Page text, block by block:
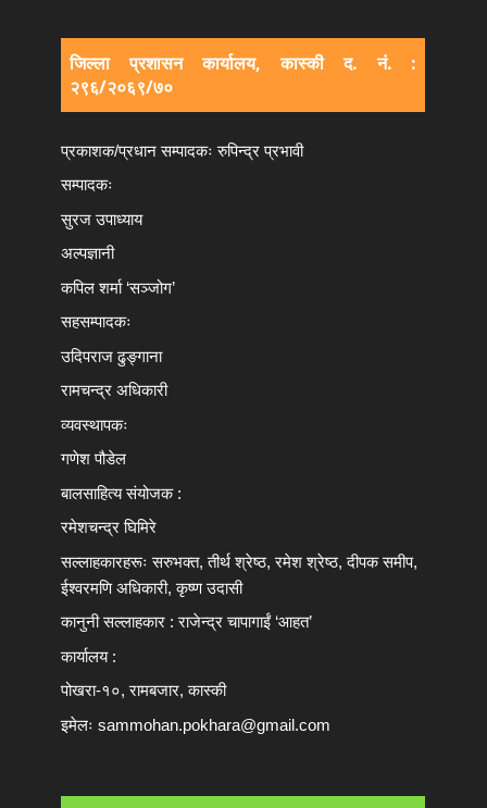
जिल्ला प्रशासन कार्यालय, कास्की द. नं. :
२९६/२०६९/७०
प्रकाशक/प्रधान सम्पादकः रुपिन्द्र प्रभावी
सम्पादकः
सुरज उपाध्याय
अल्पज्ञानी
कपिल शर्मा ‘सञ्जोग’
सहसम्पादकः
उदिपराज ढुङ्‍गाना
रामचन्द्र अधिकारी
व्यवस्थापकः
गणेश पौडेल
बालसाहित्य संयोजक :
रमेशचन्द्र घिमिरे
सल्लाहकारहरूः सरुभक्त, तीर्थ श्रेष्ठ, रमेश श्रेष्ठ, दीपक समीप,
ईश्वरमणि अधिकारी, कृष्ण उदासी
कानुनी सल्लाहकार : राजेन्द्र चापागाईं ‘आहत’
कार्यालय :
पोखरा-१०, रामबजार, कास्की
इमेलःsammohan.pokhara@gmail.com